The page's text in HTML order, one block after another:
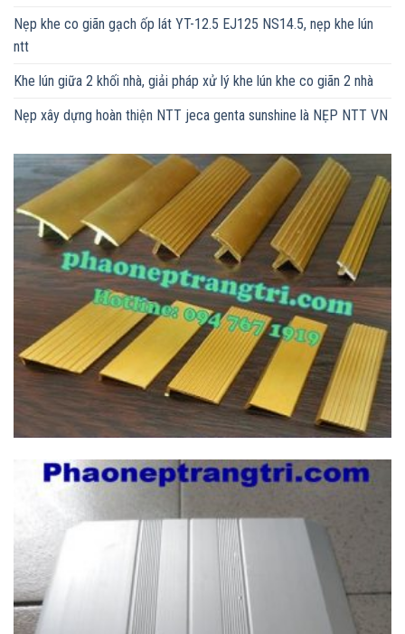
Nẹp khe co giãn gạch ốp lát YT-12.5 EJ125 NS14.5, nẹp khe lún
ntt
Khe lún giữa 2 khối nhà, giải pháp xử lý khe lún khe co giãn 2 nhà
Nẹp xây dựng hoàn thiện NTT jeca genta sunshine là NẸP NTT VN